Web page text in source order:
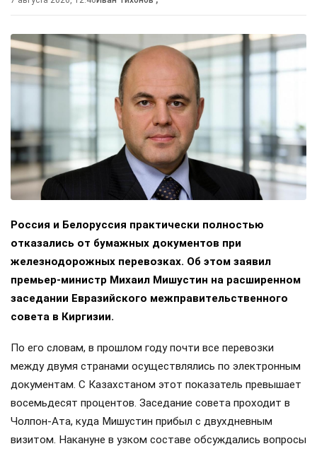
Россия и Белоруссия практически полностью
отказались от бумажных документов при
железнодорожных перевозках. Об этом заявил
премьер-министр Михаил Мишустин на расширенном
заседании Евразийского межправительственного
совета в Киргизии.
По его словам, в прошлом году почти все перевозки
между двумя странами осуществлялись по электронным
документам. С Казахстаном этот показатель превышает
восемьдесят процентов. Заседание совета проходит в
Чолпон-Ата, куда Мишустин прибыл с двухдневным
визитом. Накануне в узком составе обсуждались вопросы